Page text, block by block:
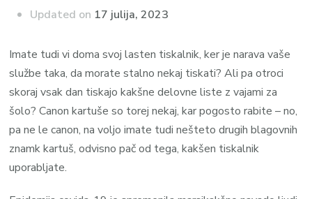
Updated on 17 julija, 2023
Imate tudi vi doma svoj lasten tiskalnik, ker je narava vaše
službe taka, da morate stalno nekaj tiskati? Ali pa otroci
skoraj vsak dan tiskajo kakšne delovne liste z vajami za
šolo? Canon kartuše so torej nekaj, kar pogosto rabite – no,
pa ne le canon, na voljo imate tudi nešteto drugih blagovnih
znamk kartuš, odvisno pač od tega, kakšen tiskalnik
uporabljate.